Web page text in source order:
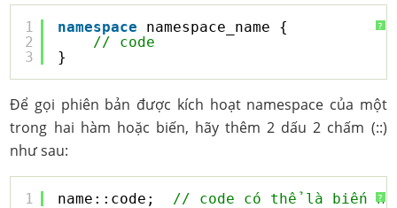
?
1
2
3
namespace
namespace_name {
// code
}
Để gọi phiên bản được kích hoạt namespace của một
trong hai hàm hoặc biến, hãy thêm 2 dấu 2 chấm (::)
như sau:
?
1 name::code; // code có thể là biến